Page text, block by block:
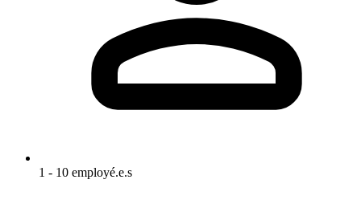
1 - 10 employé.e.s